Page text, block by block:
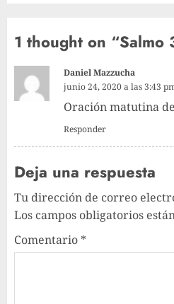
1 thought on “Salmo
Daniel Mazzucha
junio 24, 2020 a las 3:43
Oración matutina
Responder
Deja una respuesta
Tu dirección de correo
Los campos obligatorios
Comentario *